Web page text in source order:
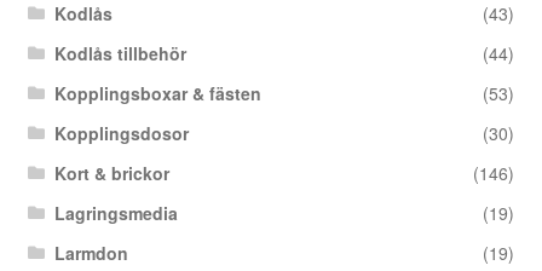
Kodlås
(43)
Kodlås tillbehör
(44)
Kopplingsboxar & fästen
(53)
Kopplingsdosor
(30)
Kort & brickor
(146)
Lagringsmedia
(19)
Larmdon
(19)